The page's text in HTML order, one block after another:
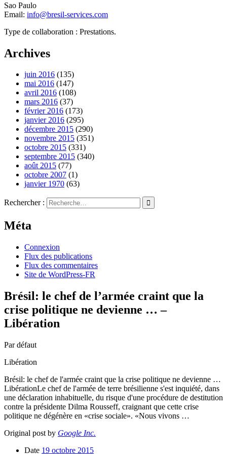
Sao Paulo
Email: info@bresil-services.com
Type de collaboration : Prestations.
Archives
juin 2016 (135)
mai 2016 (147)
avril 2016 (108)
mars 2016 (37)
février 2016 (173)
janvier 2016 (295)
décembre 2015 (290)
novembre 2015 (351)
octobre 2015 (331)
septembre 2015 (340)
août 2015 (77)
octobre 2007 (1)
janvier 1970 (63)
Rechercher :
Méta
Connexion
Flux des publications
Flux des commentaires
Site de WordPress-FR
Brésil: le chef de l’armée craint que la
crise politique ne devienne … –
Libération
Par défaut
Libération
Brésil: le chef de l'armée craint que la crise politique ne devienne …
LibérationLe chef de l'armée de terre brésilienne s'est inquiété, dans
une déclaration inhabituelle, du risque d'une procédure de destitution
contre la présidente Dilma Rousseff, craignant que cette crise
politique ne dégénère en «crise sociale». «Nous vivons …
Original post by Google Inc.
Date 19 octobre 2015